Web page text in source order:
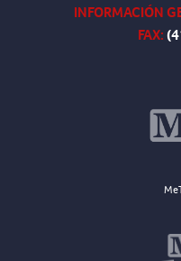
INFORMACIÓN
FAX: